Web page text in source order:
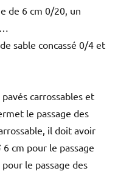
de 6 cm 0/20, un
sable concassé 0/4 et
carrossables et
le passage des
il doit avoir
cm pour le passage
le passage des